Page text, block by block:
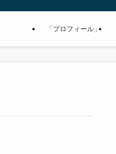
「プロフィール」